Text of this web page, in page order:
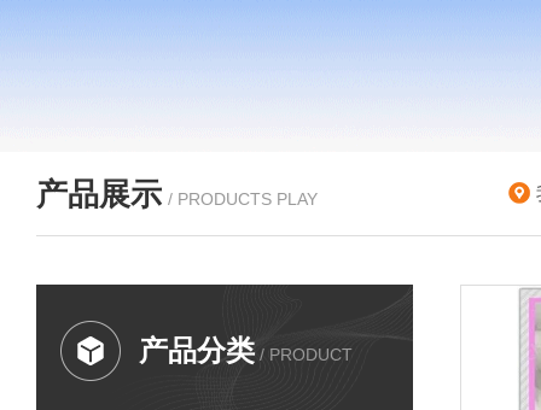
产品展示 / PRODUCTS PLAY
产品分类 / PRODUCT